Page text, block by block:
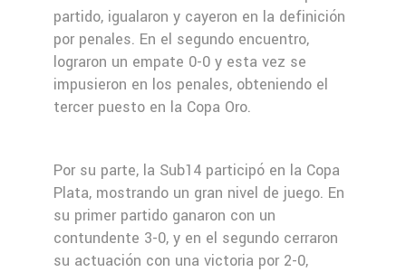
partido, igualaron y cayeron en la definición
por penales. En el segundo encuentro,
lograron un empate 0-0 y esta vez se
impusieron en los penales, obteniendo el
tercer puesto en la Copa Oro.
Por su parte, la Sub14 participó en la Copa
Plata, mostrando un gran nivel de juego. En
su primer partido ganaron con un
contundente 3-0, y en el segundo cerraron
su actuación con una victoria por 2-0,